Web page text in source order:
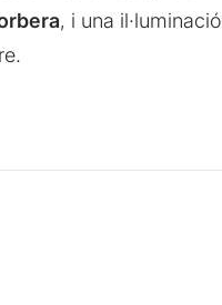
, i una il·luminació